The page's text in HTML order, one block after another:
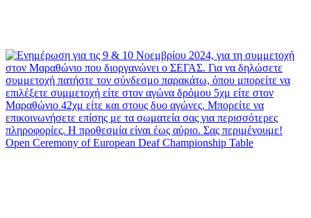
Open Ceremony of European Deaf Championship Table